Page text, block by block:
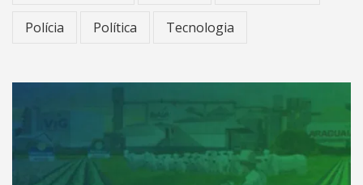
Polícia Política Tecnologia